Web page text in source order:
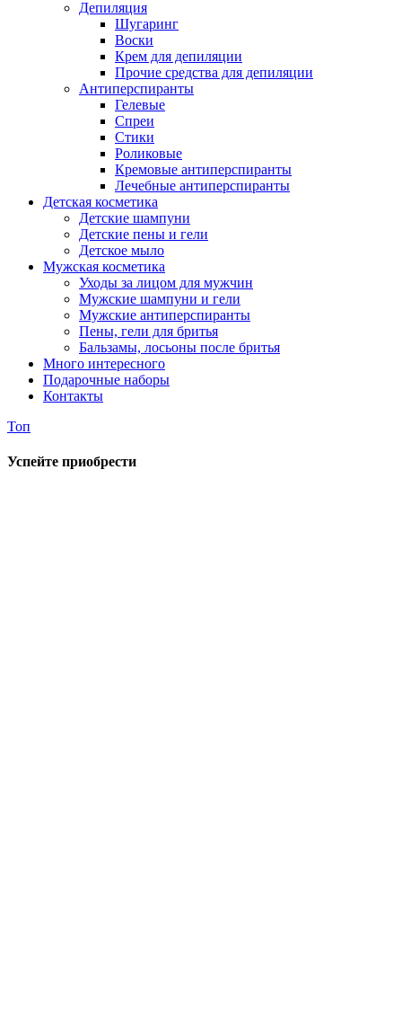
Депиляция
Шугаринг
Воски
Крем для депиляции
Прочие средства для депиляции
Антиперспиранты
Гелевые
Спреи
Стики
Роликовые
Кремовые антиперспиранты
Лечебные антиперспиранты
Детская косметика
Детские шампуни
Детские пены и гели
Детское мыло
Мужская косметика
Уходы за лицом для мужчин
Мужские шампуни и гели
Мужские антиперспиранты
Пены, гели для бритья
Бальзамы, лосьоны после бритья
Много интересного
Подарочные наборы
Контакты
Топ
Успейте приобрести